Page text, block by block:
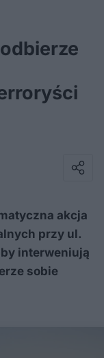
akcja
przy ul.
interweniują
sobie